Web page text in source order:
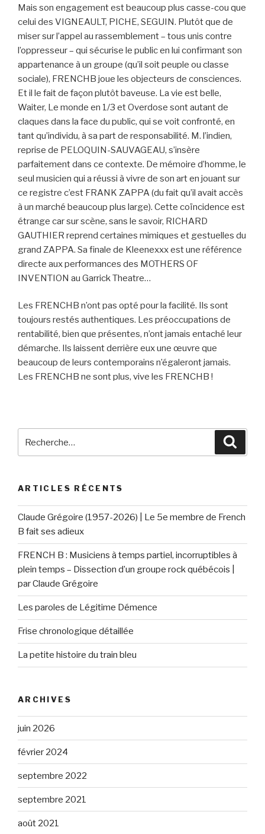
Mais son engagement est beaucoup plus casse-cou que
celui des VIGNEAULT, PICHE, SEGUIN. Plutôt que de
miser sur l’appel au rassemblement – tous unis contre
l’oppresseur – qui sécurise le public en lui confirmant son
appartenance à un groupe (qu’il soit peuple ou classe
sociale), FRENCHB joue les objecteurs de consciences.
Et il le fait de façon plutôt baveuse. La vie est belle,
Waiter, Le monde en 1/3 et Overdose sont autant de
claques dans la face du public, qui se voit confronté, en
tant qu’individu, à sa part de responsabilité. M. l’indien,
reprise de PELOQUIN-SAUVAGEAU, s’insère
parfaitement dans ce contexte. De mémoire d’homme, le
seul musicien qui a réussi à vivre de son art en jouant sur
ce registre c’est FRANK ZAPPA (du fait qu’il avait accès
à un marché beaucoup plus large). Cette coïncidence est
étrange car sur scène, sans le savoir, RICHARD
GAUTHIER reprend certaines mimiques et gestuelles du
grand ZAPPA. Sa finale de Kleenexxx est une référence
directe aux performances des MOTHERS OF
INVENTION au Garrick Theatre…
Les FRENCHB n’ont pas opté pour la facilité. Ils sont
toujours restés authentiques. Les préoccupations de
rentabilité, bien que présentes, n’ont jamais entaché leur
démarche. Ils laissent derrière eux une œuvre que
beaucoup de leurs contemporains n’égaleront jamais.
Les FRENCHB ne sont plus, vive les FRENCHB !
pour
ARTICLES RÉCENTS
Claude Grégoire (1957-2026) | Le 5e membre de French
B fait ses adieux
FRENCH B : Musiciens à temps partiel, incorruptibles à
plein temps – Dissection d’un groupe rock québécois |
par Claude Grégoire
Les paroles de Légitime Démence
Frise chronologique détaillée
La petite histoire du train bleu
ARCHIVES
juin 2026
février 2024
septembre 2022
septembre 2021
août 2021